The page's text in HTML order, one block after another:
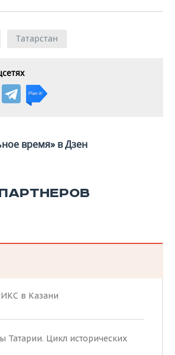
Татарстан
время» в Дзен
в Казани
Татарии. Цикл исторических